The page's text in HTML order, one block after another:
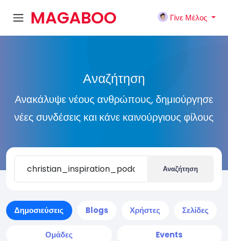
MAGABOO
Γίνε Μέλος
Αναζήτηση
Ανακάλυψε νέους ανθρώπους, δημιούργησε
νέες συνδέσεις και κάνε καινούργιους φίλους
Αναζήτηση
Δημοσιεύσεις Blogs Χρήστες Σελίδες
Ομάδες Events